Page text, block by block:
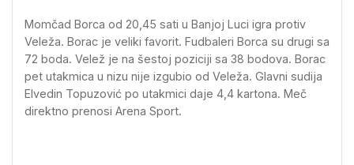
Momčad Borca od 20,45 sati u Banjoj Luci igra protiv
Veleža. Borac je veliki favorit. Fudbaleri Borca su drugi sa
72 boda. Velež je na šestoj poziciji sa 38 bodova. Borac
pet utakmica u nizu nije izgubio od Veleža. Glavni sudija
Elvedin Topuzović po utakmici daje 4,4 kartona. Meč
direktno prenosi Arena Sport.